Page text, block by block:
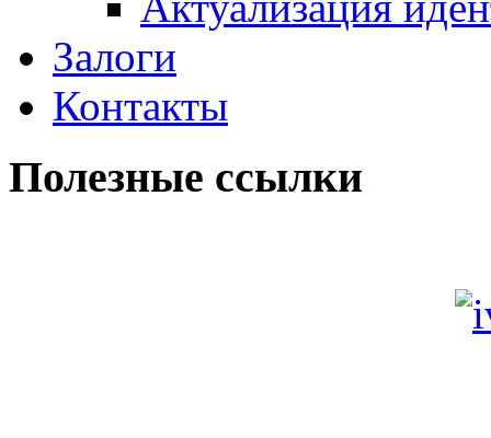
Залоги
Контакты
Полезные ссылки